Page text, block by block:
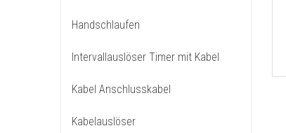
Handschlaufen
Intervallauslöser Timer mit Kabel
Kabel Anschlusskabel
Kabelauslöser